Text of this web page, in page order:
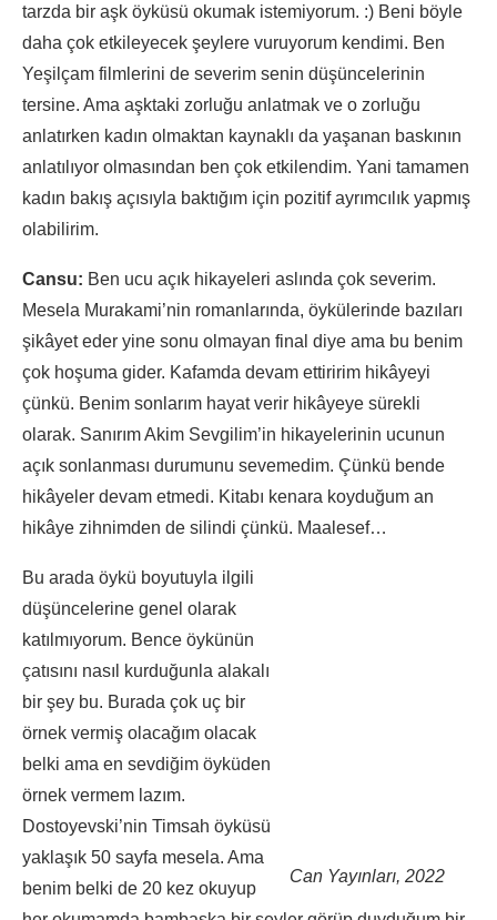
tarzda bir aşk öyküsü okumak istemiyorum. :) Beni böyle
daha çok etkileyecek şeylere vuruyorum kendimi. Ben
Yeşilçam filmlerini de severim senin düşüncelerinin
tersine. Ama aşktaki zorluğu anlatmak ve o zorluğu
anlatırken kadın olmaktan kaynaklı da yaşanan baskının
anlatılıyor olmasından ben çok etkilendim. Yani tamamen
kadın bakış açısıyla baktığım için pozitif ayrımcılık yapmış
olabilirim.
Cansu: Ben ucu açık hikayeleri aslında çok severim.
Mesela Murakami’nin romanlarında, öykülerinde bazıları
şikâyet eder yine sonu olmayan final diye ama bu benim
çok hoşuma gider. Kafamda devam ettiririm hikâyeyi
çünkü. Benim sonlarım hayat verir hikâyeye sürekli
olarak. Sanırım Akim Sevgilim’in hikayelerinin ucunun
açık sonlanması durumunu sevemedim. Çünkü bende
hikâyeler devam etmedi. Kitabı kenara koyduğum an
hikâye zihnimden de silindi çünkü. Maalesef…
Can Yayınları, 2022
Bu arada öykü boyutuyla ilgili
düşüncelerine genel olarak
katılmıyorum. Bence öykünün
çatısını nasıl kurduğunla alakalı
bir şey bu. Burada çok uç bir
örnek vermiş olacağım olacak
belki ama en sevdiğim öyküden
örnek vermem lazım.
Dostoyevski’nin Timsah öyküsü
yaklaşık 50 sayfa mesela. Ama
benim belki de 20 kez okuyup